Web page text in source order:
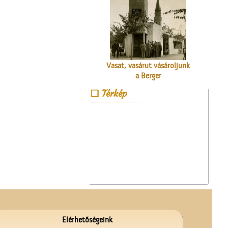
Vasat, vasárut vásároljunk
a Berger
Térkép
Elérhetőségeink